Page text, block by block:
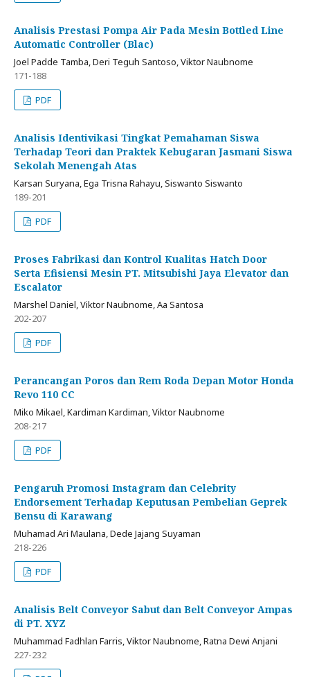
Analisis Prestasi Pompa Air Pada Mesin Bottled Line
Automatic Controller (Blac)
Joel Padde Tamba, Deri Teguh Santoso, Viktor Naubnome
171-188
PDF
Analisis Identivikasi Tingkat Pemahaman Siswa
Terhadap Teori dan Praktek Kebugaran Jasmani Siswa
Sekolah Menengah Atas
Karsan Suryana, Ega Trisna Rahayu, Siswanto Siswanto
189-201
PDF
Proses Fabrikasi dan Kontrol Kualitas Hatch Door
Serta Efisiensi Mesin PT. Mitsubishi Jaya Elevator dan
Escalator
Marshel Daniel, Viktor Naubnome, Aa Santosa
202-207
PDF
Perancangan Poros dan Rem Roda Depan Motor Honda
Revo 110 CC
Miko Mikael, Kardiman Kardiman, Viktor Naubnome
208-217
PDF
Pengaruh Promosi Instagram dan Celebrity
Endorsement Terhadap Keputusan Pembelian Geprek
Bensu di Karawang
Muhamad Ari Maulana, Dede Jajang Suyaman
218-226
PDF
Analisis Belt Conveyor Sabut dan Belt Conveyor Ampas
di PT. XYZ
Muhammad Fadhlan Farris, Viktor Naubnome, Ratna Dewi Anjani
227-232